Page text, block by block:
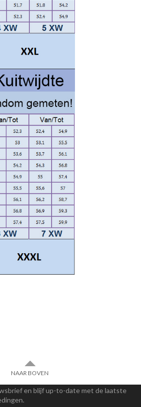
NAAR BOVEN
en blijf up-to-date met de laatste